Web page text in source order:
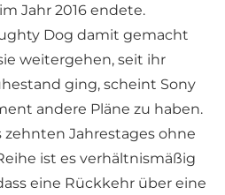
Jahr 2016 endete.
Dog damit gemacht
weitergehen, seit ihr
ging, scheint Sony
andere Pläne zu haben.
Jahrestages ohne
ist es verhältnismäßig
eine Rückkehr über eine